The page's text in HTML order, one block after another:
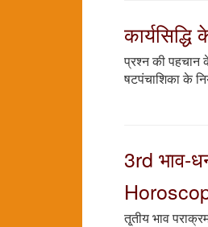
प्रश्न की पहचान
षटपंचाशिका के
3rd भाव-
तृ्तीय भाव